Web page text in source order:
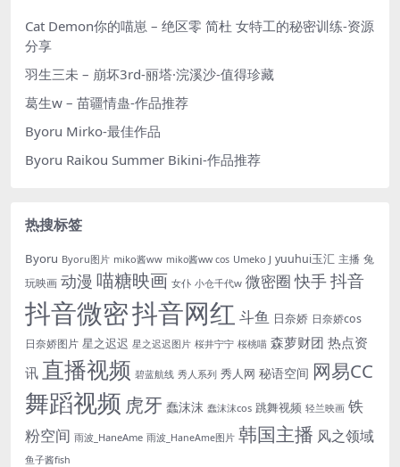
Cat Demon你的喵崽 – 绝区零 简杜 女特工的秘密训练-资源
分享
羽生三未 – 崩坏3rd-丽塔·浣溪沙-值得珍藏
葛生w – 苗疆情蛊-作品推荐
Byoru Mirko-最佳作品
Byoru Raikou Summer Bikini-作品推荐
热搜标签
Byoru Byoru图片 miko酱ww miko酱ww cos Umeko J yuuhui玉汇 主播 兔
玩映画 动漫 喵糖映画 女仆 小仓千代w 微密圈 快手抖音
抖音微密抖音网红 斗鱼 日奈娇 日奈娇cos
日奈娇图片 星之迟迟 星之迟迟图片 桜井宁宁 桜桃喵 森萝财团 热点资
讯 直播视频 碧蓝航线 秀人系列 秀人网 秘语空间 网易CC
舞蹈视频 虎牙 蠢沫沫 蠢沫沫cos 跳舞视频 轻兰映画 铁
粉空间 雨波_HaneAme 雨波_HaneAme图片 韩国主播 风之领域
鱼子酱fish